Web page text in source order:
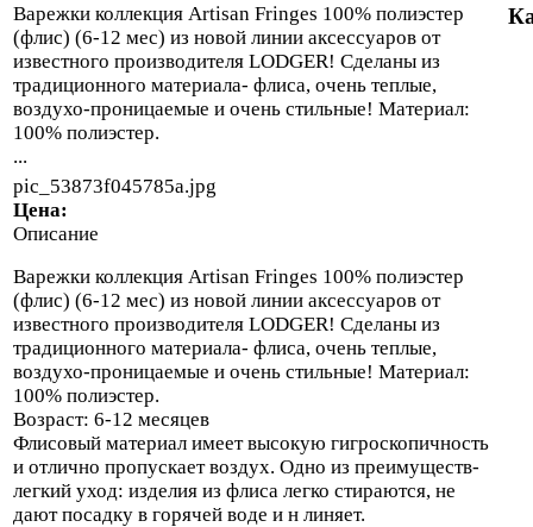
Варежки коллекция Artisan Fringes 100% полиэстер
(флис) (6-12 мес) из новой линии аксессуаров от
известного производителя LODGER! Сделаны из
традиционного материала- флиса, очень теплые,
воздухо-проницаемые и очень стильные! Материал:
100% полиэстер.
...
pic_53873f045785a.jpg
Цена:
Описание
Варежки коллекция Artisan Fringes 100% полиэстер
(флис) (6-12 мес) из новой линии аксессуаров от
известного производителя LODGER! Сделаны из
традиционного материала- флиса, очень теплые,
воздухо-проницаемые и очень стильные! Материал:
100% полиэстер.
Возраст: 6-12 месяцев
Флисовый материал имеет высокую гигроскопичность
и отлично пропускает воздух. Одно из преимуществ-
легкий уход: изделия из флиса легко стираются, не
дают посадку в горячей воде и н линяет.